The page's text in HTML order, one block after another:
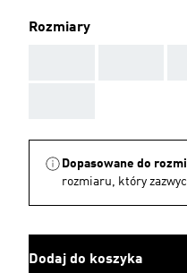
Rozmiary
Dopasowane do
rozmiaru, który
Dodaj do koszyka